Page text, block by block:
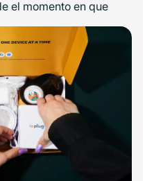
el momento en que